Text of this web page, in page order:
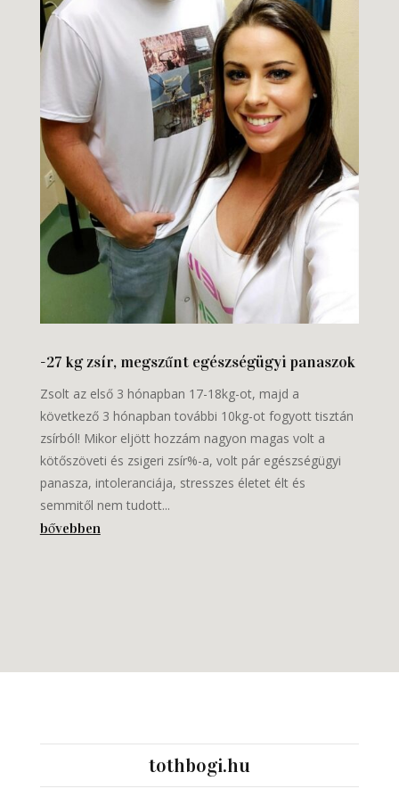
-27 kg zsír, megszűnt egészségügyi panaszok
Zsolt az első 3 hónapban 17-18kg-ot, majd a
következő 3 hónapban további 10kg-ot fogyott tisztán
zsírból! Mikor eljött hozzám nagyon magas volt a
kötőszöveti és zsigeri zsír%-a, volt pár egészségügyi
panasza, intoleranciája, stresszes életet élt és
semmitől nem tudott...
bővebben
tothbogi.hu